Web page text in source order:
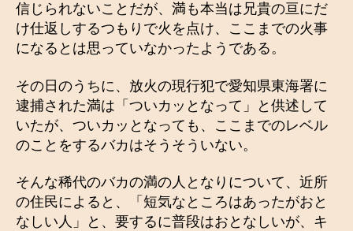
信じられないことだが、満も本当は兄貴の亘にだ
け仕返しするつもりで火を点け、ここまでの火事
になるとは思っていなかったようである。
その日のうちに、放火の現行犯で愛知県東海署に
逮捕された満は「ついカッとなって」と供述して
いたが、ついカッとなっても、ここまでのレベル
のことをするバカはそうそういない。
そんな稀代のバカの満の人となりについて、近所
の住民によると、「短気なところはあったがおと
なしい人」と、要するに普段はおとなしいが、キ